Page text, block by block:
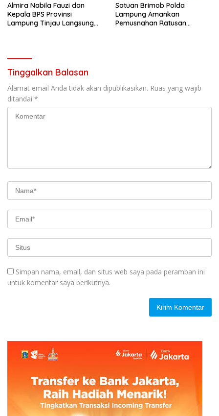
Almira Nabila Fauzi dan
Kepala BPS Provinsi
Lampung Tinjau Langsung
Satuan Brimob Polda
Lampung Amankan
Pemusnahan Ratusan
Tinggalkan Balasan
Alamat email Anda tidak akan dipublikasikan. Ruas yang wajib
ditandai *
Simpan nama, email, dan situs web saya pada peramban ini
untuk komentar saya berikutnya.